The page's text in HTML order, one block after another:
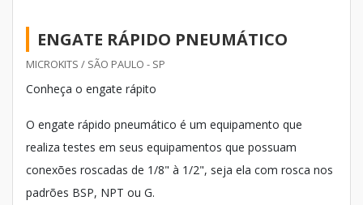
ENGATE RÁPIDO PNEUMÁTICO
MICROKITS / SÃO PAULO - SP
Conheça o engate rápito
O engate rápido pneumático é um equipamento que
realiza testes em seus equipamentos que possuam
conexões roscadas de 1/8" à 1/2", seja ela com rosca nos
padrões BSP, NPT ou G.